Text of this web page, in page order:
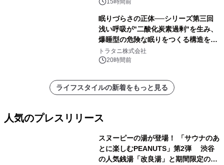
得な素泊まり連泊プランで
15時間前
眠りづらさの正体──シリーズ第三回
浅い呼吸が"二酸化炭素過剰"を生み、
爆睡型の危険な眠りをつくる構造を解
説
トラタニ株式会社
20時間前
ライフスタイルの新着をもっと見る
人気のプレスリリース
スヌーピーの湯が登場！ 「サウナのあ
とに楽しむPEANUTS」第2弾 渋谷
の人気銭湯「改良湯」と期間限定のコ